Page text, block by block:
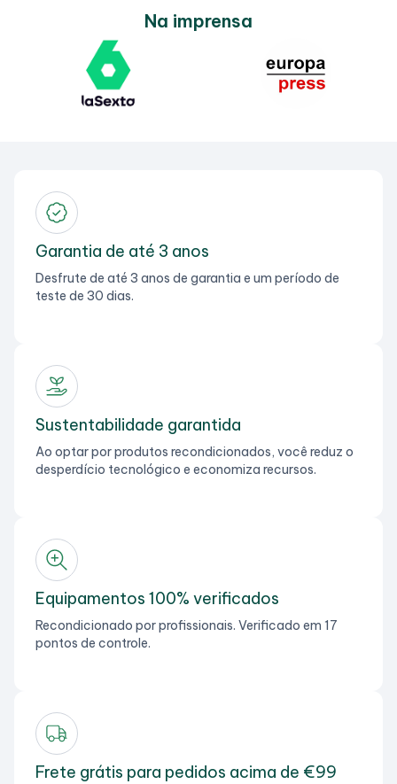
Na imprensa
Garantia de até 3 anos
Desfrute de até 3 anos de garantia e um período de
teste de 30 dias.
Sustentabilidade garantida
Ao optar por produtos recondicionados, você reduz o
desperdício tecnológico e economiza recursos.
Equipamentos 100% verificados
Recondicionado por profissionais. Verificado em 17
pontos de controle.
Frete grátis para pedidos acima de €99